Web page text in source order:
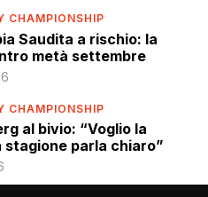
CHAMPIONSHIP
Saudita a rischio: la
metà settembre
CHAMPIONSHIP
al bivio: “Voglio la
stagione parla chiaro”